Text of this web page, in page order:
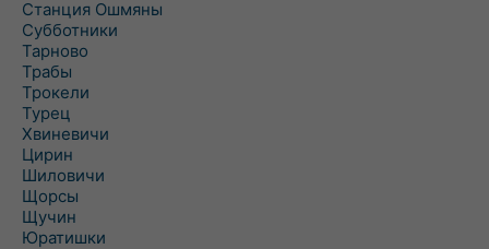
Станция Ошмяны
Субботники
Тарново
Трабы
Трокели
Турец
Хвиневичи
Цирин
Шиловичи
Щорсы
Щучин
Юратишки